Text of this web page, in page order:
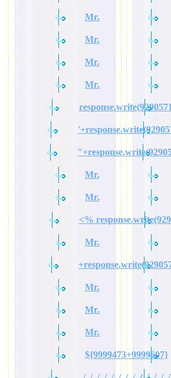
Mr.
Mr.
Mr.
Mr.
Mr.
Mr.
<%
Mr.
Mr.
Mr.
Mr.
${9999473+9999607}